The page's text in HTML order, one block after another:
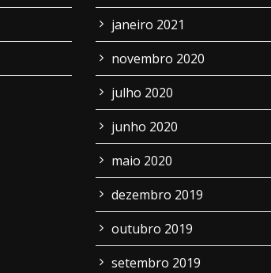
janeiro 2021
novembro 2020
julho 2020
junho 2020
maio 2020
dezembro 2019
outubro 2019
setembro 2019